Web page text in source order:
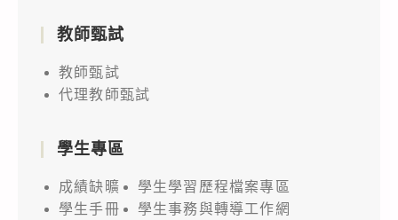
教師甄試
教師甄試
代理教師甄試
學生專區
成績缺曠
學生學習歷程檔案專區
學生手冊
學生事務與轉導工作網